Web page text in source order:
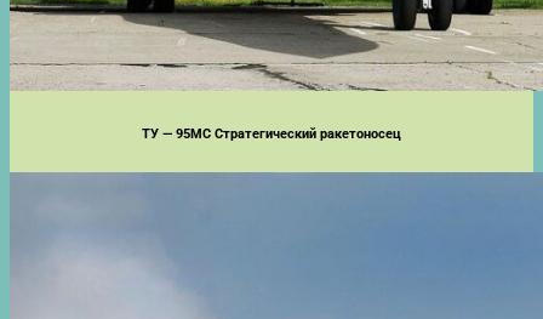
ТУ — 95МС Стратегический ракетоносец